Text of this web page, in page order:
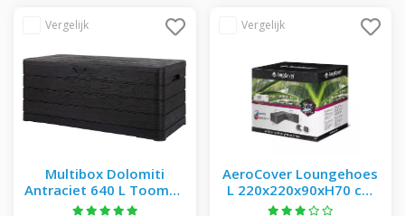
Multibox Dolomiti
Antraciet 640 L Toomax
- Toomax - Grijs
AeroCover Loungehoes
L 220x220x90xH70 cm
antraciet - - Zwart